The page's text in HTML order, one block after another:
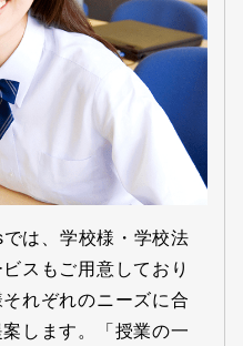
は、学校様・学校法
スもご用意しており
れぞれのニーズに合
します。「授業の一